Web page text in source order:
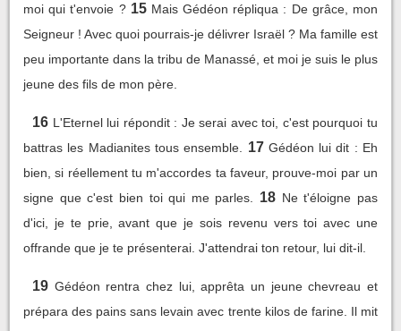
moi qui t'envoie ? 15 Mais Gédéon répliqua : De grâce, mon
Seigneur ! Avec quoi pourrais-je délivrer Israël ? Ma famille est
peu importante dans la tribu de Manassé, et moi je suis le plus
jeune des fils de mon père.
16 L'Eternel lui répondit : Je serai avec toi, c'est pourquoi tu
battras les Madianites tous ensemble.
17 Gédéon lui dit : Eh
bien, si réellement tu m'accordes ta faveur, prouve-moi par un
signe que c'est bien toi qui me parles.
18 Ne t'éloigne pas
d'ici, je te prie, avant que je sois revenu vers toi avec une
offrande que je te présenterai. J'attendrai ton retour, lui dit-il.
19 Gédéon rentra chez lui, apprêta un jeune chevreau et
prépara des pains sans levain avec trente kilos de farine. Il mit